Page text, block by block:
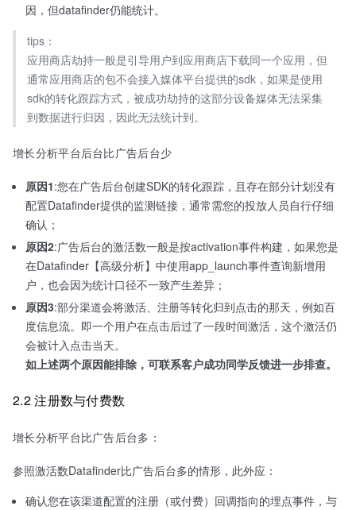
因，但datafinder仍能统计。
tips：
应用商店劫持一般是引导用户到应用商店下载同一个应用，但
通常应用商店的包不会接入媒体平台提供的sdk，如果是使用
sdk的转化跟踪方式，被成功劫持的这部分设备媒体无法采集
到数据进行归因，因此无法统计到。
增长分析平台后台比广告后台少
原因1:您在广告后台创建SDK的转化跟踪，且存在部分计划没有
配置Datafinder提供的监测链接，通常需您的投放人员自行仔细
确认；
原因2:广告后台的激活数一般是按activation事件构建，如果您是
在Datafinder【高级分析】中使用app_launch事件查询新增用
户，也会因为统计口径不一致产生差异；
原因3:部分渠道会将激活、注册等转化归到点击的那天，例如百
度信息流。即一个用户在点击后过了一段时间激活，这个激活仍
会被计入点击当天。
如上述两个原因能排除，可联系客户成功同学反馈进一步排查。
2.2 注册数与付费数
增长分析平台比广告后台多：
参照激活数Datafinder比广告后台多的情形，此外应：
确认您在该渠道配置的注册（或付费）回调指向的埋点事件，与